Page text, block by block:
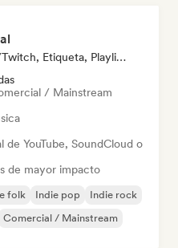
Canal De YouTube/Twitch, Etiqueta, Playlist Curator, Emisoras De Radio
/ Mainstream
YouTube, SoundCloud o
de mayor impacto
folk Indie pop
Indie rock
Comercial / Mainstream